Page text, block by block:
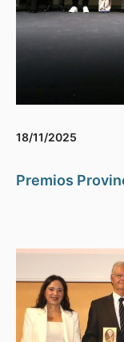
18/11/2025
Premios